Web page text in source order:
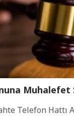
Telefon Hattı